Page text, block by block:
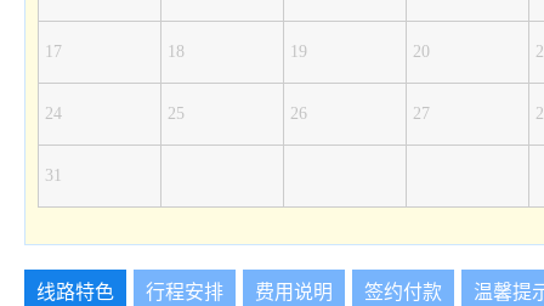
17 18 19 20
24 25 26 27
31
线路特色 行程安排 费用说明 签约付款 温馨提